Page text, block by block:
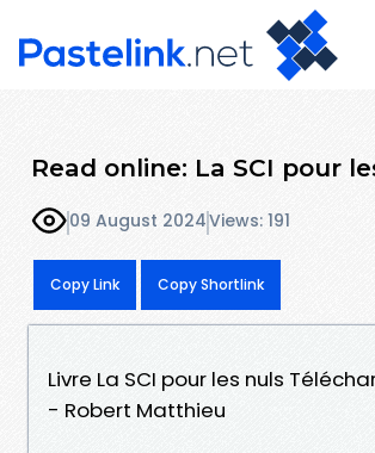
Read online: La SCI pour
09 August 2024Views: 191
Copy Link Copy Shortlink
Livre La SCI pour les nuls
- Robert Matthieu